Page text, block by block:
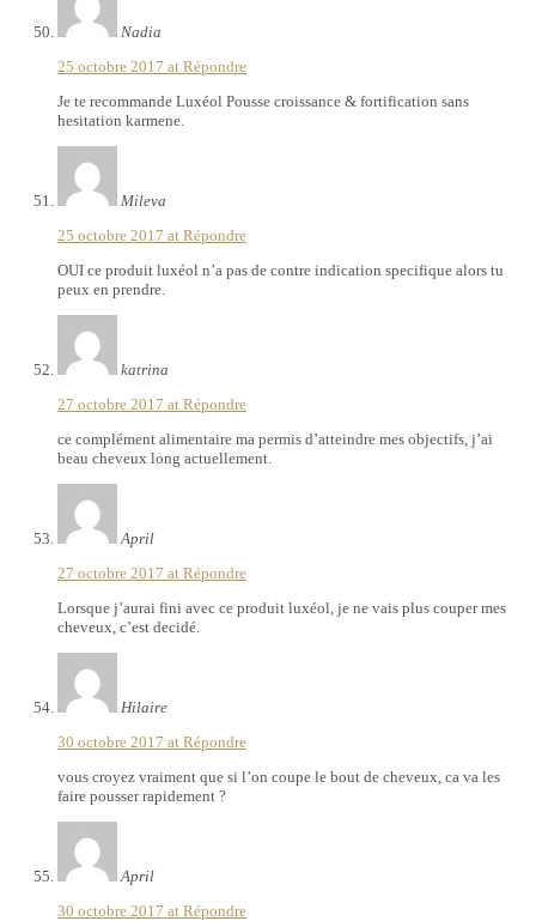
Nadia
25 octobre 2017 at Répondre
Je te recommande Luxéol Pousse croissance & fortification sans
hesitation karmene.
Mileva
25 octobre 2017 at Répondre
OUI ce produit luxéol n’a pas de contre indication specifique alors tu
peux en prendre.
katrina
27 octobre 2017 at Répondre
ce complément alimentaire ma permis d’atteindre mes objectifs, j’ai
beau cheveux long actuellement.
April
27 octobre 2017 at Répondre
Lorsque j’aurai fini avec ce produit luxéol, je ne vais plus couper mes
cheveux, c’est decidé.
Hilaire
30 octobre 2017 at Répondre
vous croyez vraiment que si l’on coupe le bout de cheveux, ca va les
faire pousser rapidement ?
April
30 octobre 2017 at Répondre